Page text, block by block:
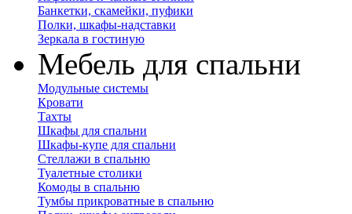
Банкетки, скамейки, пуфики
Полки, шкафы-надставки
Зеркала в гостиную
Мебель для спальни
Модульные системы
Кровати
Тахты
Шкафы для спальни
Шкафы-купе для спальни
Стеллажи в спальню
Туалетные столики
Комоды в спальню
Тумбы прикроватные в спальню